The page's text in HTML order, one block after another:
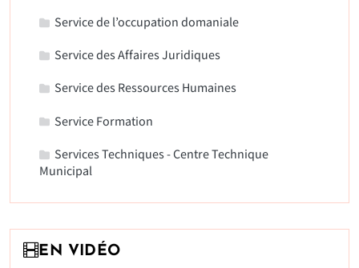
Service de l’occupation domaniale
Service des Affaires Juridiques
Service des Ressources Humaines
Service Formation
Services Techniques - Centre Technique
Municipal
EN VIDÉO